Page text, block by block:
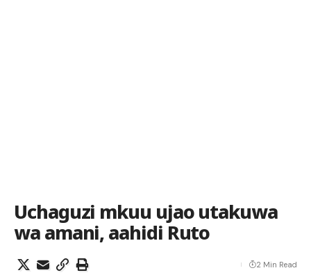
Uchaguzi mkuu ujao utakuwa
wa amani, aahidi Ruto
2 Min Read